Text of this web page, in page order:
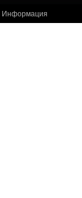
Информация